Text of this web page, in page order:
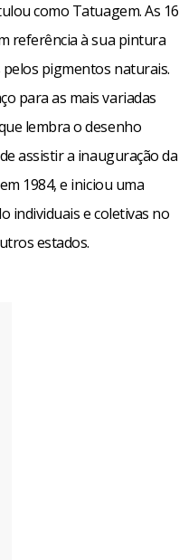
como Tatuagem. As 16
referência à sua pintura
pelos pigmentos naturais.
para as mais variadas
lembra o desenho
assistir a inauguração da
1984, e iniciou uma
individuais e coletivas no
estados.